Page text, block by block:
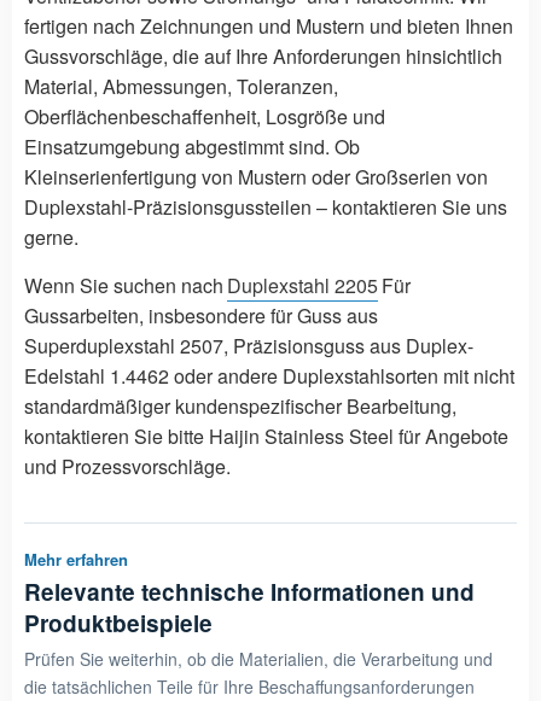
fertigen nach Zeichnungen und Mustern und bieten Ihnen
Gussvorschläge, die auf Ihre Anforderungen hinsichtlich
Material, Abmessungen, Toleranzen,
Oberflächenbeschaffenheit, Losgröße und
Einsatzumgebung abgestimmt sind. Ob
Kleinserienfertigung von Mustern oder Großserien von
Duplexstahl-Präzisionsgussteilen – kontaktieren Sie uns
gerne.
Wenn Sie suchen nach Duplexstahl 2205Für
Gussarbeiten, insbesondere für Guss aus
Superduplexstahl 2507, Präzisionsguss aus Duplex-
Edelstahl 1.4462 oder andere Duplexstahlsorten mit nicht
standardmäßiger kundenspezifischer Bearbeitung,
kontaktieren Sie bitte Haijin Stainless Steel für Angebote
und Prozessvorschläge.
Mehr erfahren
Relevante technische Informationen und
Produktbeispiele
Prüfen Sie weiterhin, ob die Materialien, die Verarbeitung und
die tatsächlichen Teile für Ihre Beschaffungsanforderungen